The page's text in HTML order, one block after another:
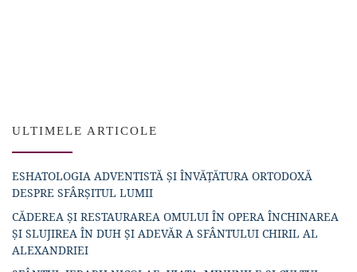
ULTIMELE ARTICOLE
ESHATOLOGIA ADVENTISTĂ ȘI ÎNVĂȚĂTURA ORTODOXĂ
DESPRE SFÂRȘITUL LUMII
CĂDEREA ȘI RESTAURAREA OMULUI ÎN OPERA ÎNCHINAREA
ȘI SLUJIREA ÎN DUH ȘI ADEVĂR A SFÂNTULUI CHIRIL AL
ALEXANDRIEI